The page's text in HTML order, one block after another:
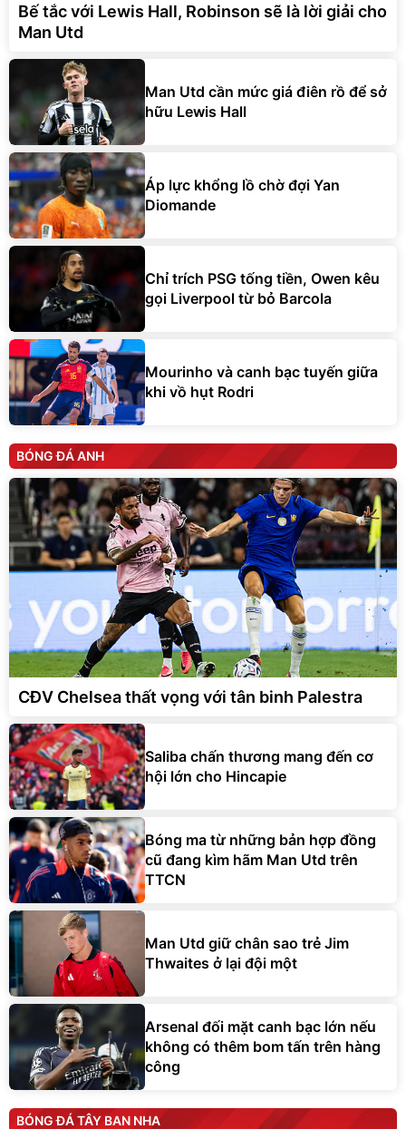
Bế tắc với Lewis Hall, Robinson sẽ là lời giải cho
Man Utd
Man Utd cần mức giá điên rồ để sở
hữu Lewis Hall
Áp lực khổng lồ chờ đợi Yan
Diomande
Chỉ trích PSG tống tiền, Owen kêu
gọi Liverpool từ bỏ Barcola
Mourinho và canh bạc tuyến giữa
khi vồ hụt Rodri
BÓNG ĐÁ ANH
CĐV Chelsea thất vọng với tân binh Palestra
Saliba chấn thương mang đến cơ
hội lớn cho Hincapie
Bóng ma từ những bản hợp đồng
cũ đang kìm hãm Man Utd trên
TTCN
Man Utd giữ chân sao trẻ Jim
Thwaites ở lại đội một
Arsenal đối mặt canh bạc lớn nếu
không có thêm bom tấn trên hàng
công
BÓNG ĐÁ TÂY BAN NHA